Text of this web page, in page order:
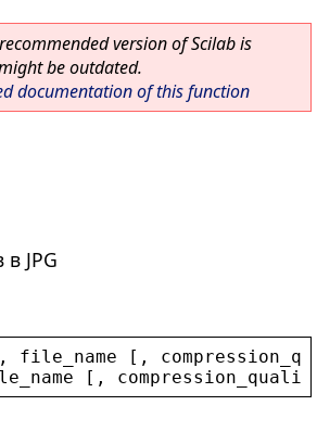
version of Scilab is
be outdated.
documentation of this function
JPG
, file_name [,
[,